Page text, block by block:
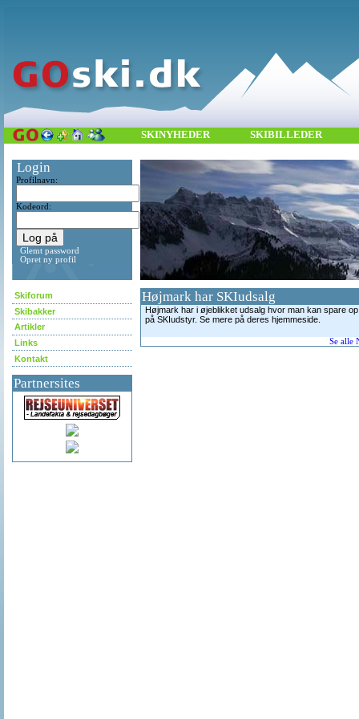
SKINYHEDER SKIBILLEDER
Login
Profilnavn:
Kodeord:
Glemt password
Opret ny profil
Skiforum
Skibakker
Artikler
Links
Kontakt
Partnersites
Højmark har SKIudsalg
Højmark har i øjeblikket udsalg hvor man kan spare
på SKIudstyr. Se mere på deres hjemmeside.
Se alle